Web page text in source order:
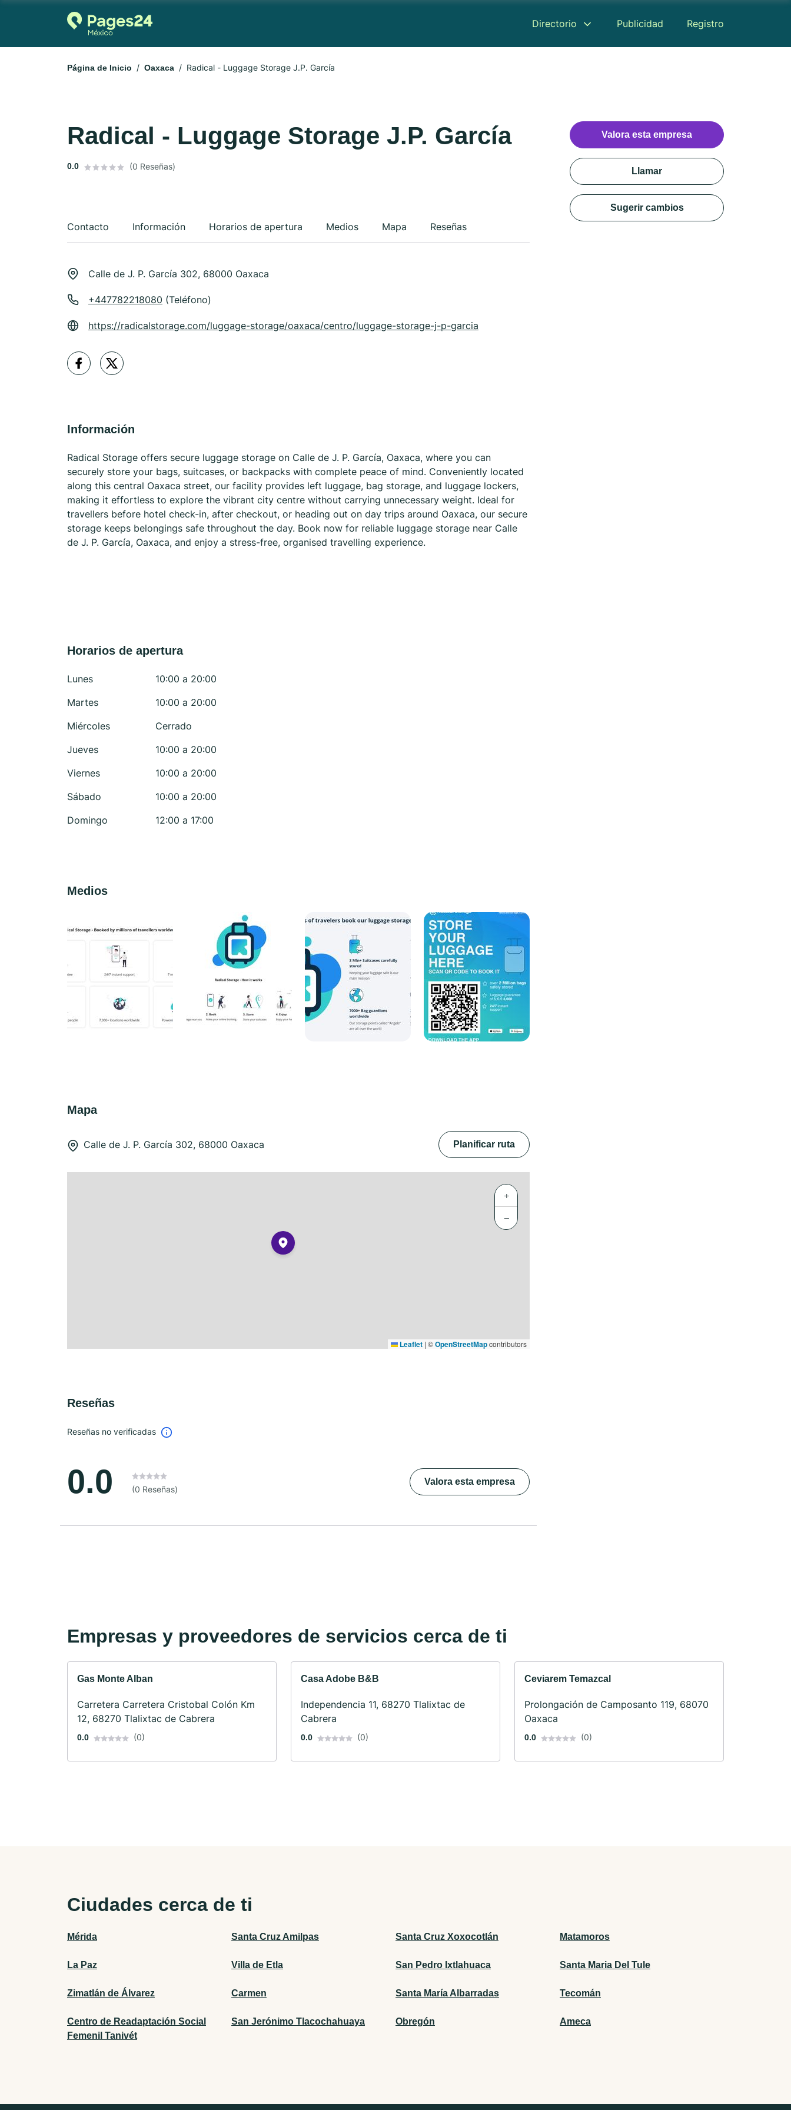
Directorio Publicidad Registro
Página de Inicio Oaxaca Radical - Luggage Storage J.P. García
Radical - Luggage Storage J.P. García
0.0 (0 Reseñas)
Contacto Información Horarios de apertura Medios Mapa Reseñas
Calle de J. P. García 302, 68000 Oaxaca
+447782218080 (Teléfono)
https://radicalstorage.com/luggage-storage/oaxaca/centro/luggage-storage-j-p-garcia
Información
Radical Storage offers secure luggage storage on Calle de J. P. García, Oaxaca, where you can
securely store your bags, suitcases, or backpacks with complete peace of mind. Conveniently located
along this central Oaxaca street, our facility provides left luggage, bag storage, and luggage lockers,
making it effortless to explore the vibrant city centre without carrying unnecessary weight. Ideal for
travellers before hotel check-in, after checkout, or heading out on day trips around Oaxaca, our secure
storage keeps belongings safe throughout the day. Book now for reliable luggage storage near Calle
de J. P. García, Oaxaca, and enjoy a stress-free, organised travelling experience.
Horarios de apertura
Lunes
10:00 a 20:00
Martes
10:00 a 20:00
Miércoles
Cerrado
Jueves
10:00 a 20:00
Viernes
10:00 a 20:00
Sábado
10:00 a 20:00
Domingo
12:00 a 17:00
Medios
Mapa
Calle de J. P. García 302, 68000 Oaxaca Planificar ruta
+
−
Leaflet | ©OpenStreetMapcontributors
Reseñas
Reseñas no verificadas
0.0 (0 Reseñas)
Valora esta empresa
Valora esta empresa
Llamar
Sugerir cambios
Empresas y proveedores de servicios cerca de ti
Gas Monte Alban
Carretera Carretera Cristobal Colón Km
12, 68270 Tlalixtac de Cabrera
0.0 (0)
Casa Adobe B&B
Independencia 11, 68270 Tlalixtac de
Cabrera
0.0 (0)
Ceviarem Temazcal
Prolongación de Camposanto 119, 68070
Oaxaca
0.0 (0)
Ciudades cerca de ti
Mérida Santa Cruz Amilpas Santa Cruz Xoxocotlán Matamoros
La Paz Villa de Etla San Pedro Ixtlahuaca Santa Maria Del Tule
Zimatlán de Álvarez Carmen Santa María Albarradas Tecomán
Centro de Readaptación Social
Femenil Tanivét
San Jerónimo Tlacochahuaya Obregón Ameca